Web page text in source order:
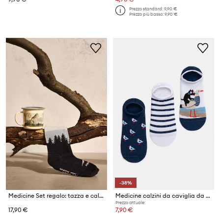
Prezzo standard:9,90 €
Prezzo più basso:9,90 €
Medicine Set regalo: tazza e calzini
17,90 €
-38%
Medicine calzini da caviglia da uomo pacco da 3
Prezzo attuale:
7,90 €